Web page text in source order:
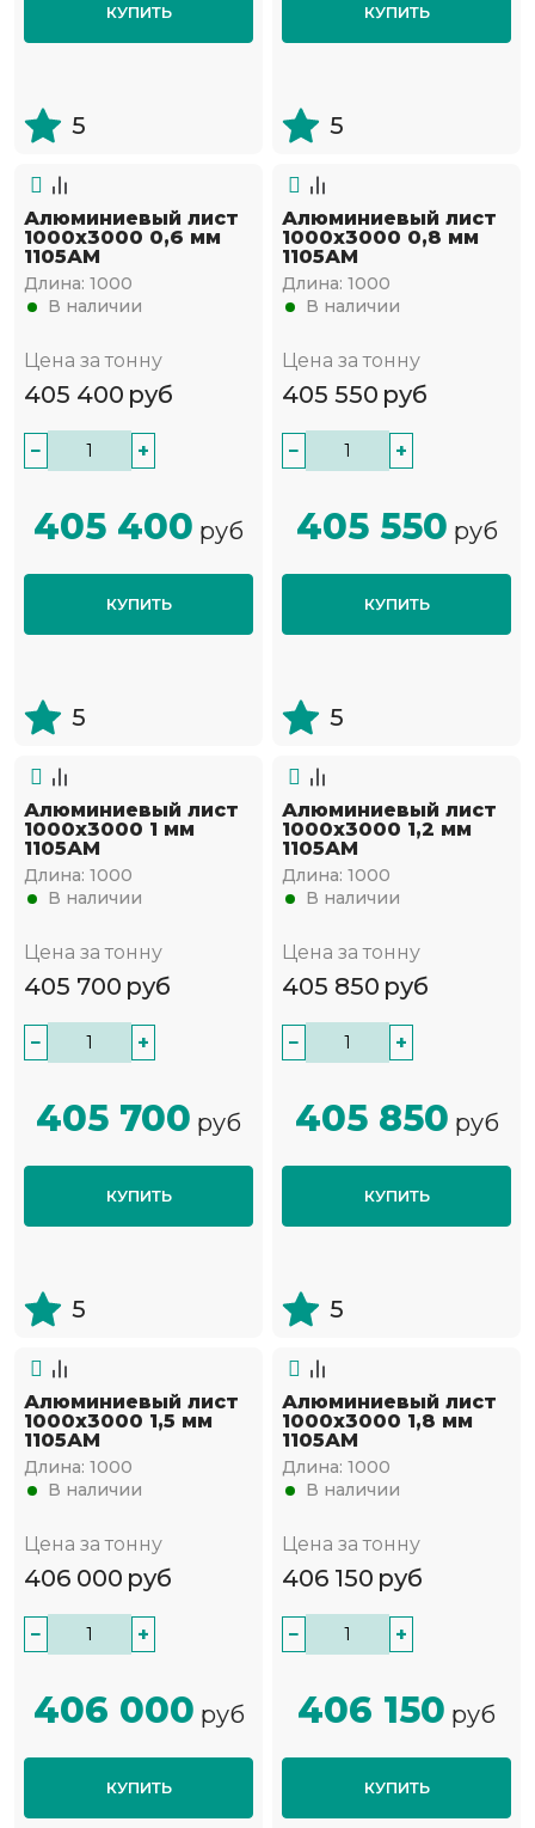
КУПИТЬ
5
КУПИТЬ
5
Алюминиевый лист
1000х3000 0,6 мм
1105АМ
Длина: 1000
В наличии
Цена за тонну
405 400 руб
− +
405 400 руб
КУПИТЬ
5
Алюминиевый лист
1000х3000 0,8 мм
1105АМ
Длина: 1000
В наличии
Цена за тонну
405 550 руб
− +
405 550 руб
КУПИТЬ
5
Алюминиевый лист
1000х3000 1 мм
1105АМ
Длина: 1000
В наличии
Цена за тонну
405 700 руб
− +
405 700 руб
КУПИТЬ
5
Алюминиевый лист
1000х3000 1,2 мм
1105АМ
Длина: 1000
В наличии
Цена за тонну
405 850 руб
− +
405 850 руб
КУПИТЬ
5
Алюминиевый лист
1000х3000 1,5 мм
1105АМ
Длина: 1000
В наличии
Цена за тонну
406 000 руб
− +
406 000 руб
КУПИТЬ
Алюминиевый лист
1000х3000 1,8 мм
1105АМ
Длина: 1000
В наличии
Цена за тонну
406 150 руб
− +
406 150 руб
КУПИТЬ